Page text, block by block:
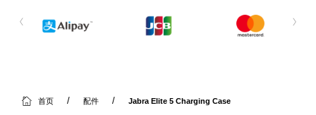
首页 配件 Jabra Elite 5 Charging Case